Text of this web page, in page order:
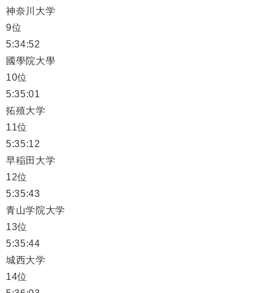
神奈川大学
9位
5:34:52
國學院大學
10位
5:35:01
拓殖大学
11位
5:35:12
早稲田大学
12位
5:35:43
青山学院大学
13位
5:35:44
城西大学
14位